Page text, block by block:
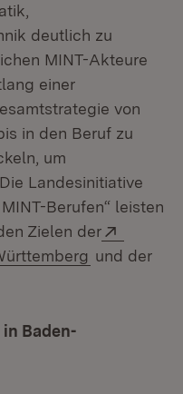
deutlich zu
MINT-Akteure
einer
von
in den Beruf zu
um
Landesinitiative
Berufen“ leisten
Zielen der
(Öffnet in
und der
Baden-